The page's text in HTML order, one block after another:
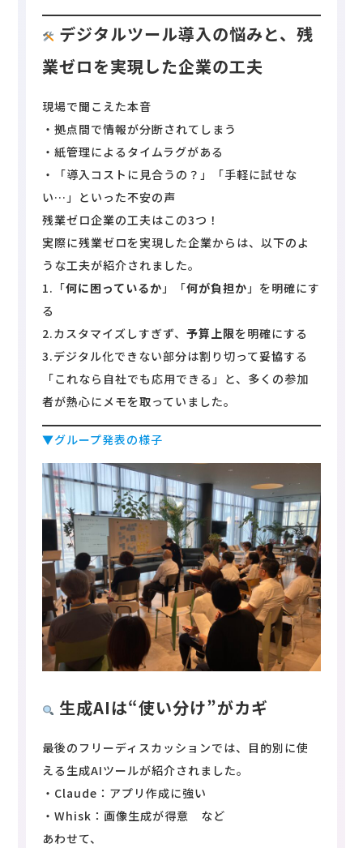
デジタルツール導入の悩みと、残
業ゼロを実現した企業の工夫
現場で聞こえた本音
・拠点間で情報が分断されてしまう
・紙管理によるタイムラグがある
・「導入コストに見合うの？」「手軽に試せな
い…」といった不安の声
残業ゼロ企業の工夫はこの3つ！
実際に残業ゼロを実現した企業からは、以下のよ
うな工夫が紹介されました。
1.「何に困っているか 」「何が負担か 」を明確にす
る
2.カスタマイズしすぎず、予算上限を明確にする
3.デジタル化できない部分は割り切って妥協する
「これなら自社でも応用できる」と、多くの参加
者が熱心にメモを取っていました。
▼グループ発表の様子
生成AIは“使い分け”がカギ
最後のフリーディスカッションでは、目的別に使
える生成AIツールが紹介されました。
・Claude：アプリ作成に強い
・Whisk：画像生成が得意 など
あわせて、